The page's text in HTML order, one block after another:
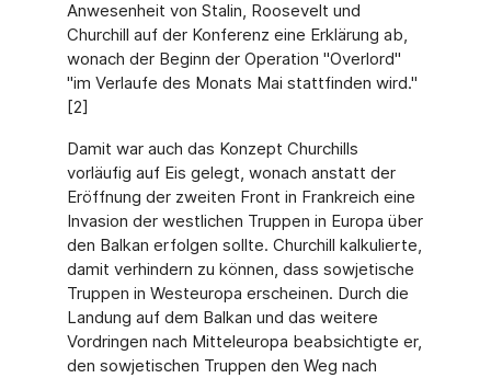
Anwesenheit von Stalin, Roosevelt und
Churchill auf der Konferenz eine Erklärung ab,
wonach der Beginn der Operation "Overlord"
"im Verlaufe des Monats Mai stattfinden wird."
[2]
Damit war auch das Konzept Churchills
vorläufig auf Eis gelegt, wonach anstatt der
Eröffnung der zweiten Front in Frankreich eine
Invasion der westlichen Truppen in Europa über
den Balkan erfolgen sollte. Churchill kalkulierte,
damit verhindern zu können, dass sowjetische
Truppen in Westeuropa erscheinen. Durch die
Landung auf dem Balkan und das weitere
Vordringen nach Mitteleuropa beabsichtigte er,
den sowjetischen Truppen den Weg nach